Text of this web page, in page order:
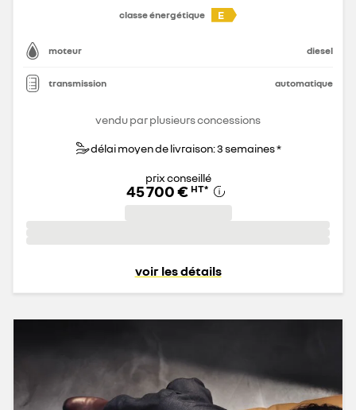
classe énergétique
E
moteur diesel
transmission automatique
vendu par plusieurs concessions
délai moyen de livraison: 3 semaines *
prix conseillé
45 700 € HT*
voir les détails